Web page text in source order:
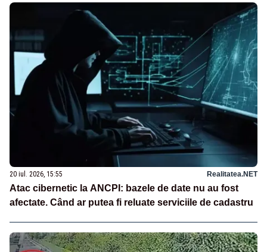
20 iul. 2026, 15:55 Realitatea.NET
Atac cibernetic la ANCPI: bazele de date nu au fost
afectate. Când ar putea fi reluate serviciile de cadastru